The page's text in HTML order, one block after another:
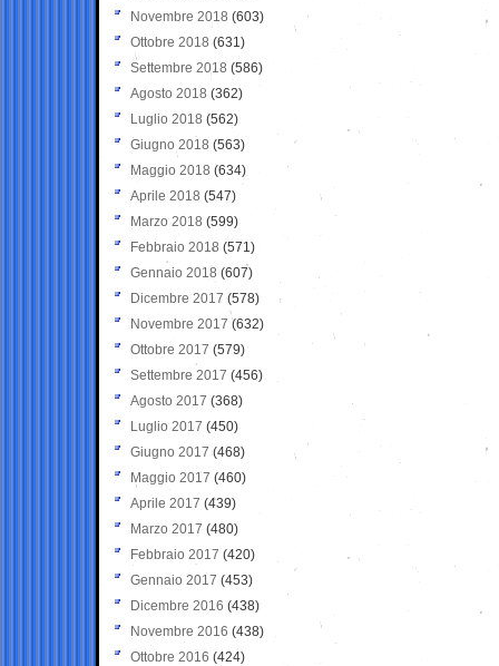
Novembre 2018 (603)
Ottobre 2018 (631)
Settembre 2018 (586)
Agosto 2018 (362)
Luglio 2018 (562)
Giugno 2018 (563)
Maggio 2018 (634)
Aprile 2018 (547)
Marzo 2018 (599)
Febbraio 2018 (571)
Gennaio 2018 (607)
Dicembre 2017 (578)
Novembre 2017 (632)
Ottobre 2017 (579)
Settembre 2017 (456)
Agosto 2017 (368)
Luglio 2017 (450)
Giugno 2017 (468)
Maggio 2017 (460)
Aprile 2017 (439)
Marzo 2017 (480)
Febbraio 2017 (420)
Gennaio 2017 (453)
Dicembre 2016 (438)
Novembre 2016 (438)
Ottobre 2016 (424)